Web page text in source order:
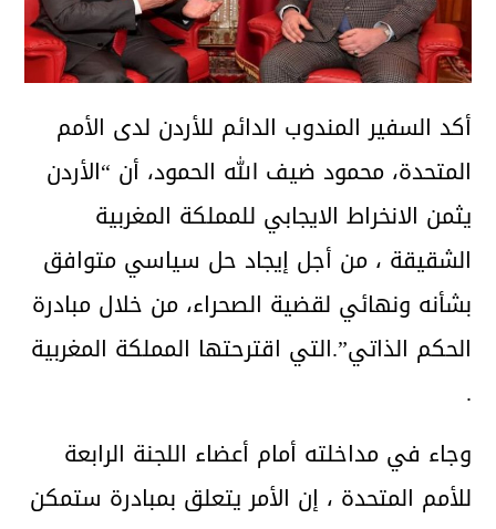
أكد السفير المندوب الدائم للأردن لدى الأمم
المتحدة، محمود ضيف الله الحمود، أن “الأردن
يثمن الانخراط الايجابي للمملكة المغربية
الشقيقة ، من أجل إيجاد حل سياسي متوافق
بشأنه ونهائي لقضية الصحراء، من خلال مبادرة
الحكم الذاتي”.التي اقترحتها المملكة المغربية
.
وجاء في مداخلته أمام أعضاء اللجنة الرابعة
للأمم المتحدة ، إن الأمر يتعلق بمبادرة ستمكن